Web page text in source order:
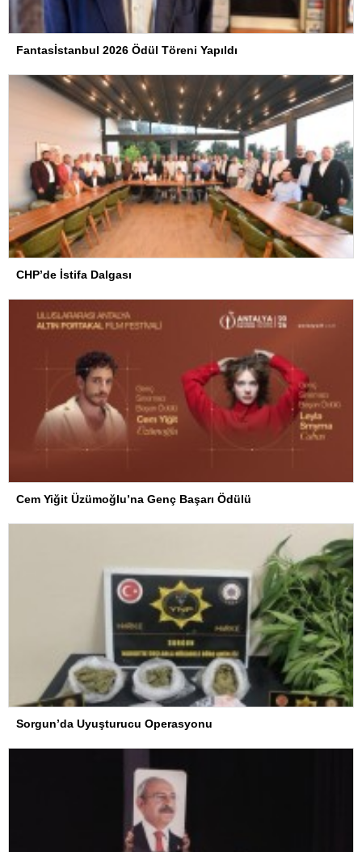
Fantasİstanbul 2026 Ödül Töreni Yapıldı
CHP’de İstifa Dalgası
Cem Yiğit Üzümoğlu’na Genç Başarı Ödülü
Sorgun’da Uyuşturucu Operasyonu